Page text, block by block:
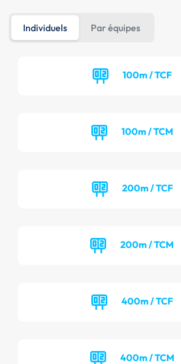
Individuels Par équipes
100m / TCF
100m / TCM
200m / TCF
200m / TCM
400m / TCF
400m / TCM